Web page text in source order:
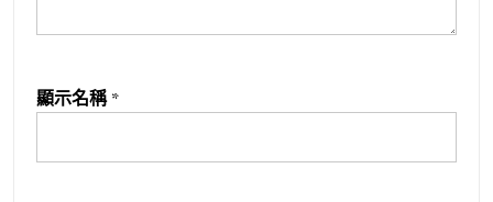
顯示名稱 *